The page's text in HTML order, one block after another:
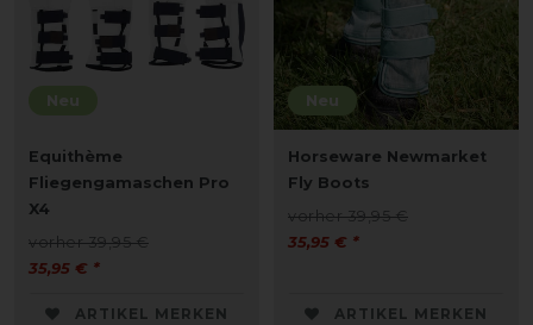
Neu
Equithème
Fliegengamaschen Pro
X4
vorher 39,95 €
35,95 € *
ARTIKEL MERKEN
Neu
Horseware Newmarket
Fly Boots
vorher 39,95 €
35,95 € *
ARTIKEL MERKEN